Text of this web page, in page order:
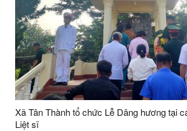
Xã Tân Thành tổ chức Lễ Dâng hương tại
Liệt sĩ